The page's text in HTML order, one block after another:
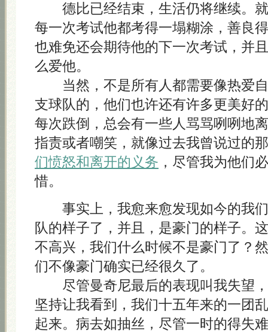
德比已经结束，生活仍将继续。
每一次考试他都考得一塌糊涂，善良
也难免还会期待他的下一次考试，并
么爱他。
当然，不是所有人都需要像热爱自
支球队的，他们也许还有许多更美好
每次跌倒，总会有一些人骂骂咧咧地
指责或者嘲笑，就像过去我曾说过的
们愤怒和离开的义务 ，尽管我为他们
惜。
事实上，我愈来愈发现如今的我们
队的样子了，并且，是豪门的样子。
不高兴，我们什么时候不是豪门了？
们不像豪门确实已经很久了。
尽管曼奇尼最后的表现叫我失望，
坚持让我看到，我们十五年来的一团
起来。病去如抽丝，尽管一时的得失